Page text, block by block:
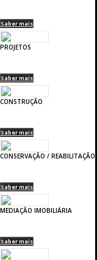
Saber mais
PROJETOS
Saber mais
CONSTRUÇÃO
Saber mais
CONSERVAÇÃO / REABILITAÇÃO
Saber mais
MEDIAÇÃO IMOBILIÁRIA
Saber mais